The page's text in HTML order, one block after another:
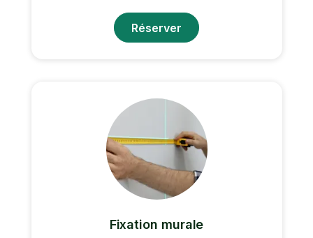
Réserver
Fixation murale